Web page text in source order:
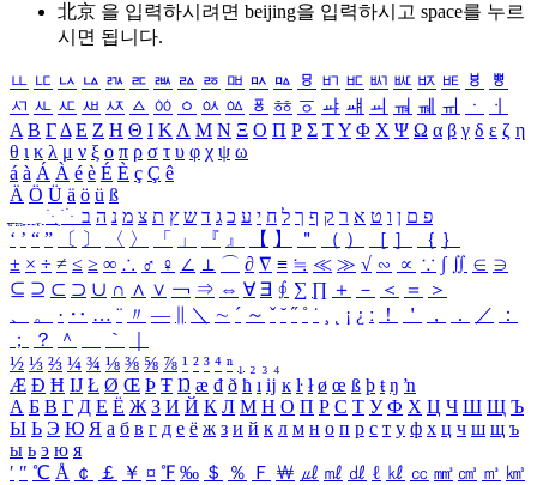
北京 을 입력하시려면 beijing을 입력하시고 space를 누르
시면 됩니다.
ㅥ ㅦ ㅧ ㅨ ㅩ ㅪ ㅫ ㅬ ㅭ ㅮ ㅯ ㅰ ㅱ ㅲ ㅳ ㅴ ㅵ ㅶ ㅷ ㅸ
ㅹ
ㅺ ㅻ ㅼ ㅽ ㅾ ㅿ ㆀ ㆁ ㆂ ㆃ ㆄ ㆅ ㆆ ㆇ ㆈ ㆉ ㆊ ㆋ ㆌ ㆍ
ㆎ
Α Β ΓΔ Ε Ζ Η Θ Ι ΚΛ Μ Ν Ξ Ο Π Ρ Σ ΤΥ Φ Χ Ψ Ω α β γ δ ε ζ η
θ ι κ λ μ ν ξ ο π ρ σ τ υ φ χ ψ ω
á à Á À é è É È ç Ç ê
Ä Ö Ü ä ö ü ß
ִֶֹ ֻּ ׁׂ פ ם ן ו ט א ר ק ף ך ל ח י ע כ ג ד ש ץ ת צ מ נ ה ב
‘ ’ “ ” 〔 〕 〈 〉 「 」 『 』 【 】 ＂ （ ） ［ ］ ｛ ｝
± × ÷ ≠ ≤ ≥ ∞ ∴ ♂ ♀ ∠ ⊥ ⌒ ∂ ∇ ≡ ≒ ≪ ≫ √ ∽ ∝ ∵ ∫ ∬ ∈ ∋
⊆ ⊇ ⊂ ⊃ ∪ ∩ ∧ ∨ ￢ ⇒ ⇔ ∀ ∃ ∮ ∑ ∏ ＋ － ＜ ＝
＞
、
。 · ‥ … ¨ 〃 ― ＼ ∼ ´ ～ ˇ ˘ ˝ ˚ ˙ ¸ ¡ ¿ ː ！ ＇ ， ． ／
：
；
？ ＾ ｀
½ ⅓ ⅔ ¼ ¾ ⅛ ⅜ ⅝ ⅞ ¹ ² ³ ⁴ ⁿ ₁ ₂ ₃ ₄
Æ Ð Ħ Ĳ Ł Ø Œ Þ Ŧ Ŋ æ đ ð ħ ı ĳ ĸ ŀ ł ø œ ß þ ŧ ŋ ŉ
А Б В Г Д Е Ё Ж З И Й К Л М Н О П Р С Т У Ф Х Ц Ч Ш Щ Ъ
Ы Ь Э Ю Я а б в г д е ё ж з и й к л м н о п р с т у ф х ц ч ш щ ъ
ы ь э ю я
′ ″ ℃ Å ￠ ￡ ￥ ¤ ℉ ‰ ＄ ％ Ｆ ￦ ㎕ ㎖ ㎗ ℓ ㎘ ㏄ ㎣ ㎤ ㎥ ㎦